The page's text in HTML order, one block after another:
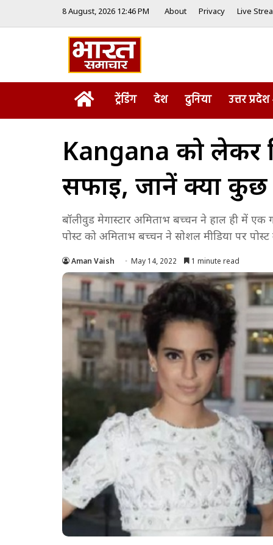
8 August, 2026 12:46 PM About Privacy Live
Homeट्रेंडिंग देश दुनिया उत्तर प्रदेश
Kangana को लेकर
सफाई, जानें क्या कुछ
बॉलीवुड मेगास्टार अमिताभ बच्चन ने हाल ही में
पोस्ट को अमिताभ बच्चन ने सोशल मीडिया पर
Aman Vaish May 14, 2022 1 minute read